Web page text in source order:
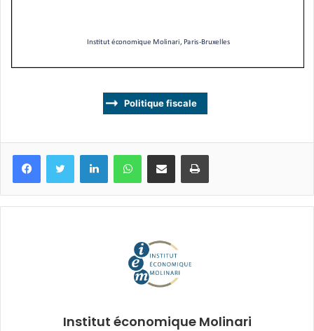
Politique fiscale
FacebookTwitter LinkedinWhatsApp
Partagez par mail Imprimez
Institut économique Molinari